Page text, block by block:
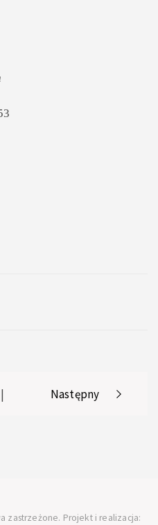
| Następny
zastrzeżone. Projekt i realizacja: